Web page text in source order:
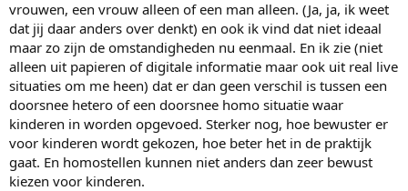
vrouwen, een vrouw alleen of een man alleen. (Ja, ja, ik weet
dat jij daar anders over denkt) en ook ik vind dat niet ideaal
maar zo zijn de omstandigheden nu eenmaal. En ik zie (niet
alleen uit papieren of digitale informatie maar ook uit real live
situaties om me heen) dat er dan geen verschil is tussen een
doorsnee hetero of een doorsnee homo situatie waar
kinderen in worden opgevoed. Sterker nog, hoe bewuster er
voor kinderen wordt gekozen, hoe beter het in de praktijk
gaat. En homostellen kunnen niet anders dan zeer bewust
kiezen voor kinderen.